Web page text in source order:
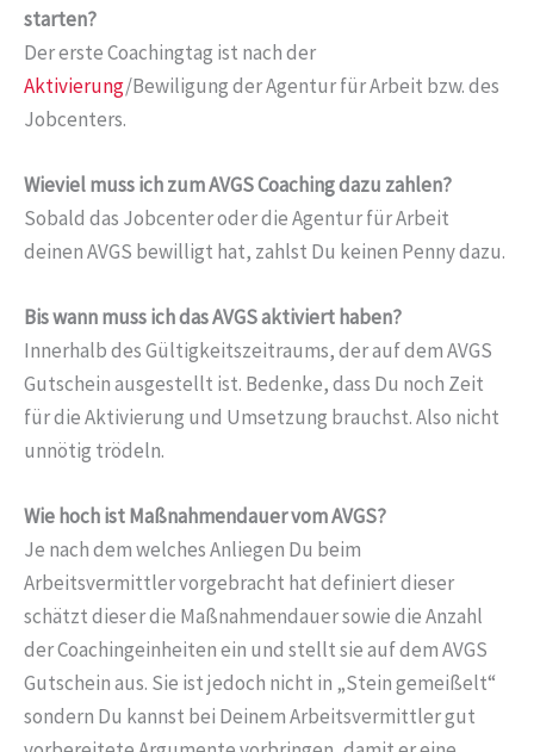
starten?
Der erste Coachingtag ist nach der
Aktivierung/Bewiligung der Agentur für Arbeit bzw. des
Jobcenters.
Wieviel muss ich zum AVGS Coaching dazu zahlen?
Sobald das Jobcenter oder die Agentur für Arbeit
deinen AVGS bewilligt hat, zahlst Du keinen Penny dazu.
Bis wann muss ich das AVGS aktiviert haben?
Innerhalb des Gültigkeitszeitraums, der auf dem AVGS
Gutschein ausgestellt ist. Bedenke, dass Du noch Zeit
für die Aktivierung und Umsetzung brauchst. Also nicht
unnötig trödeln.
Wie hoch ist Maßnahmendauer vom AVGS?
Je nach dem welches Anliegen Du beim
Arbeitsvermittler vorgebracht hat definiert dieser
schätzt dieser die Maßnahmendauer sowie die Anzahl
der Coachingeinheiten ein und stellt sie auf dem AVGS
Gutschein aus. Sie ist jedoch nicht in „Stein gemeißelt“
sondern Du kannst bei Deinem Arbeitsvermittler gut